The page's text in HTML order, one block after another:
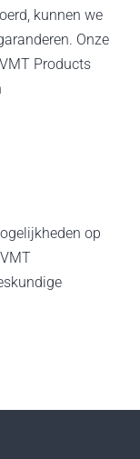
kunnen we
Onze
Products
op